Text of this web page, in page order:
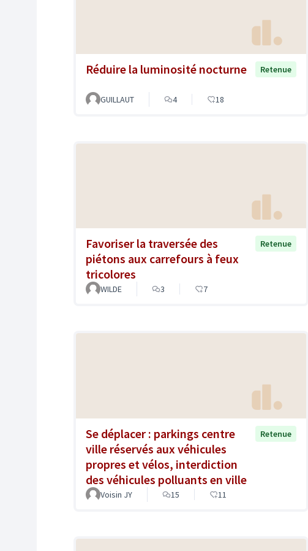
Réduire la luminosité nocturne Retenue
GUILLAUT 4 18
Favoriser la traversée des
piétons aux carrefours à feux
tricolores
Retenue
WILDE 3 7
Se déplacer : parkings centre
ville réservés aux véhicules
propres et vélos, interdiction
des véhicules polluants en ville
Retenue
Voisin JY 15 11